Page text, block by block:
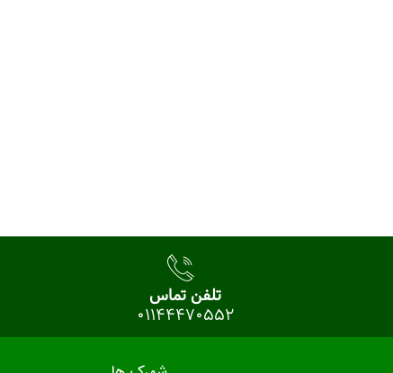
تلفن تماس
01144470552